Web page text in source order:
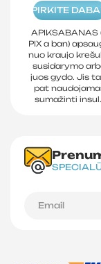
PIRKITE
APIKSABANAS
PIX a ban)
nuo kraujo
susidarymo
juos gydo. Jis
pat
sumažinti